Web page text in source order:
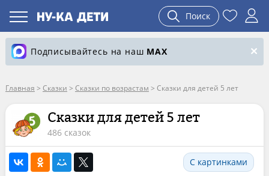
Поиск
Подписывайтесь на наш MAX
Главная > Сказки > Сказки по возрастам > Сказки для детей 5 лет
Сказки для детей 5 лет
486 сказок
С картинками